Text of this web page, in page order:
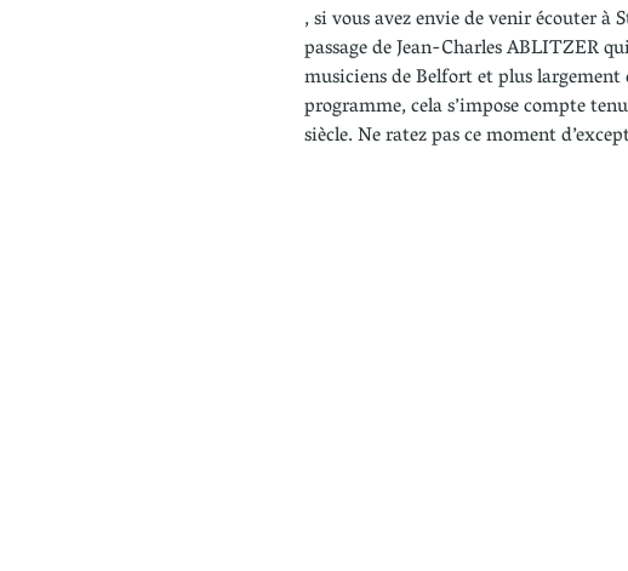
, si vous avez envie de venir écouter
passage de Jean-Charles ABLITZER
musiciens de Belfort et plus
programme, cela s’impose compte
siècle. Ne ratez pas ce moment